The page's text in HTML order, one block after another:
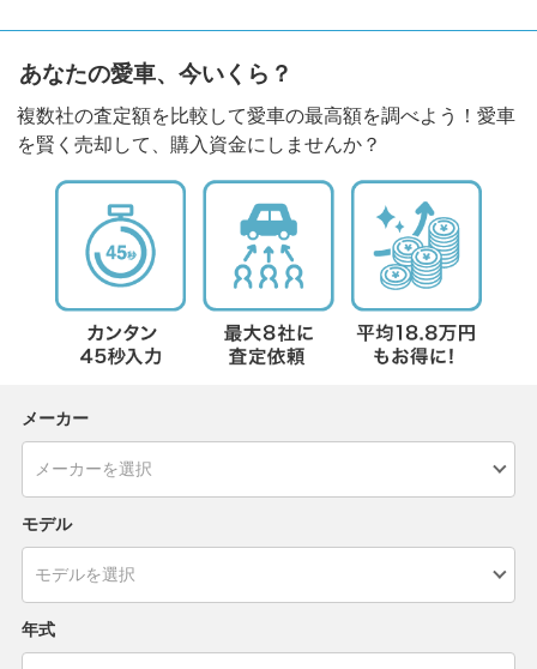
あなたの愛車、今いくら？
複数社の査定額を比較して愛車の最高額を調べよう！愛車
を賢く売却して、購入資金にしませんか？
メーカー
モデル
年式